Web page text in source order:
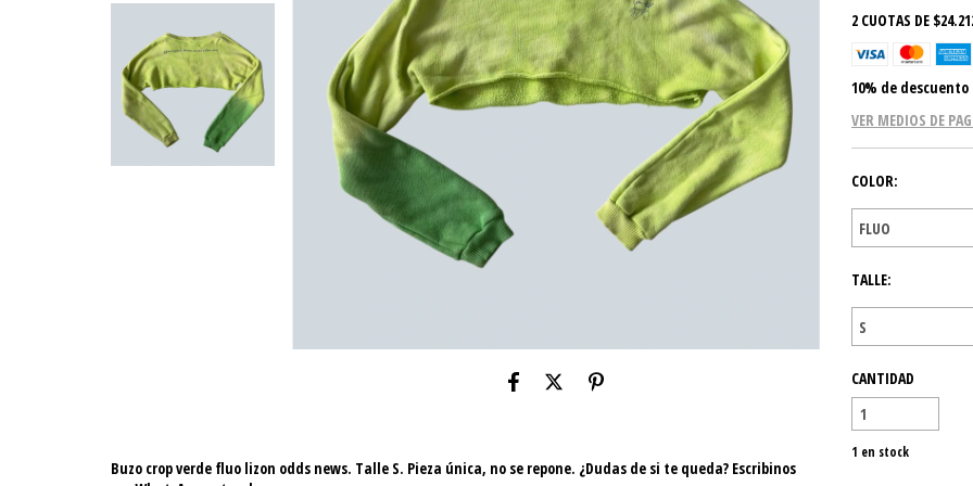
Buzo crop verde fluo lizon odds news. Talle S. Pieza única, no se repone. ¿Dudas de si te queda? Escribinos
2 CUOTAS DE
10% de descuento
VER MEDIOS DE
COLOR:
TALLE:
CANTIDAD
1 en stock